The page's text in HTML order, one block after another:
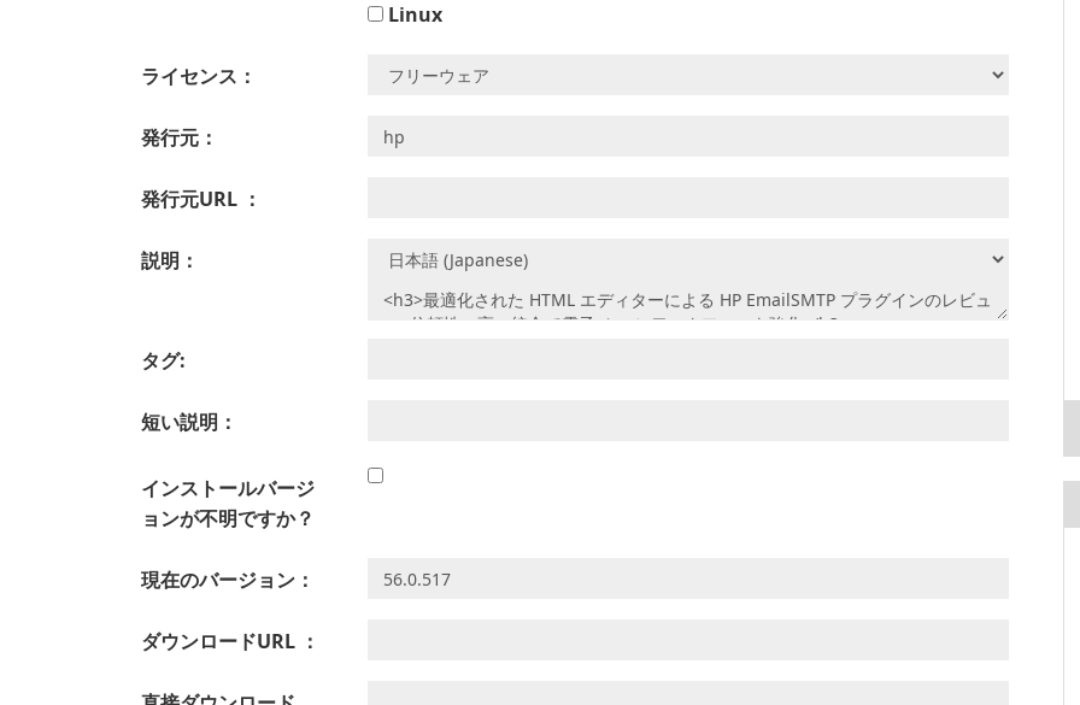
Linux
ライセンス：
発行元：
発行元URL ：
説明：
タグ:
短い説明：
インストールバージ
ョンが不明ですか？
現在のバージョン：
ダウンロードURL ：